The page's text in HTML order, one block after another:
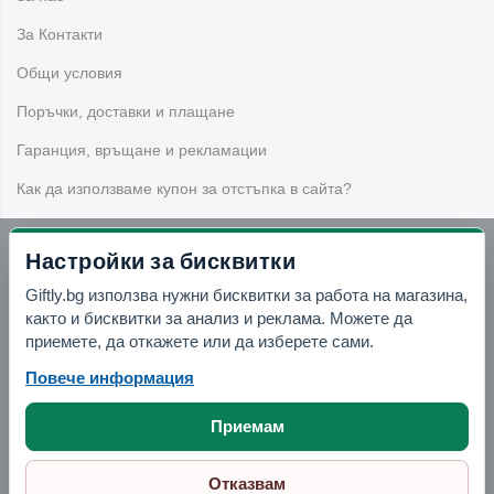
За какви поводи са подходящи
подаръците за жени?
Подаръците за жениса подходящи за рожден ден,
майка, сестра, любима, колежка или близка приятелка.
Какво да избера за практичен подарък
за жена?
За практичен подарък можете да изберете органайзер за
козметика, куфарче за козметика, LED огледало,
козметичка, чадър, тефтер или подаръчен комплект.
Има ли подаръци за любителки на
За Контакти
Общи условия
Поръчки, доставки и плащане
Гаранция, връщане и рекламации
Как да използваме купон за отстъпка в сайта?
Бюлетин
Вземи -10% отстъпка в Telegram
Настройки за бисквитки
Giftly.bg използва нужни бисквитки за работа на магазина,
както и бисквитки за анализ и реклама. Можете да
приемете, да откажете или да изберете сами.
Повече информация
Приемам
Отказвам